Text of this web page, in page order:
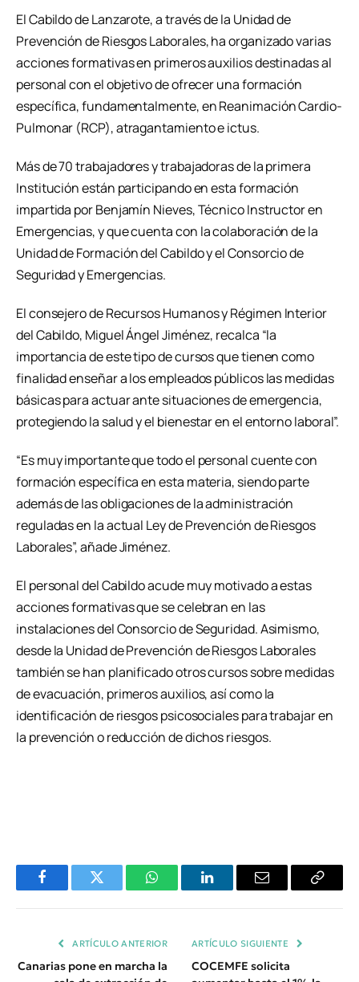
El Cabildo de Lanzarote, a través de la Unidad de
Prevención de Riesgos Laborales, ha organizado varias
acciones formativas en primeros auxilios destinadas al
personal con el objetivo de ofrecer una formación
específica, fundamentalmente, en Reanimación Cardio-
Pulmonar (RCP), atragantamiento e ictus.
Más de 70 trabajadores y trabajadoras de la primera
Institución están participando en esta formación
impartida por Benjamín Nieves, Técnico Instructor en
Emergencias, y que cuenta con la colaboración de la
Unidad de Formación del Cabildo y el Consorcio de
Seguridad y Emergencias.
El consejero de Recursos Humanos y Régimen Interior
del Cabildo, Miguel Ángel Jiménez, recalca “la
importancia de este tipo de cursos que tienen como
finalidad enseñar a los empleados públicos las medidas
básicas para actuar ante situaciones de emergencia,
protegiendo la salud y el bienestar en el entorno laboral”.
“Es muy importante que todo el personal cuente con
formación específica en esta materia, siendo parte
además de las obligaciones de la administración
reguladas en la actual Ley de Prevención de Riesgos
Laborales”, añade Jiménez.
El personal del Cabildo acude muy motivado a estas
acciones formativas que se celebran en las
instalaciones del Consorcio de Seguridad. Asimismo,
desde la Unidad de Prevención de Riesgos Laborales
también se han planificado otros cursos sobre medidas
de evacuación, primeros auxilios, así como la
identificación de riesgos psicosociales para trabajar en
la prevención o reducción de dichos riesgos.
FacebookTwitter WhatsAppLinkedInEmail
Copiar
ARTÍCULO ANTERIOR
Canarias pone en marcha la
ARTÍCULO SIGUIENTE
COCEMFE solicita